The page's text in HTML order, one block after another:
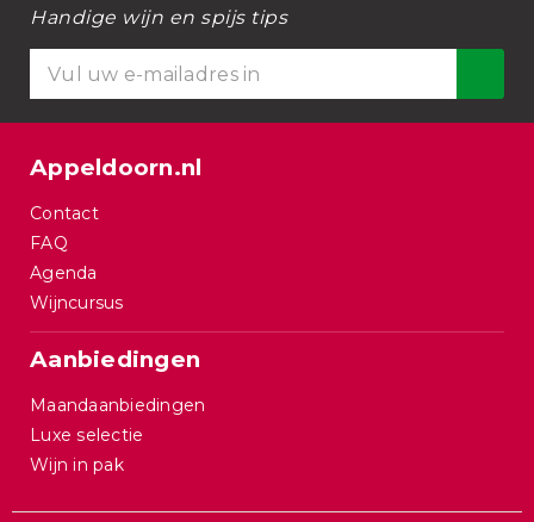
Handige wijn en spijs tips
Appeldoorn.nl
Contact
FAQ
Agenda
Wijncursus
Aanbiedingen
Maandaanbiedingen
Luxe selectie
Wijn in pak